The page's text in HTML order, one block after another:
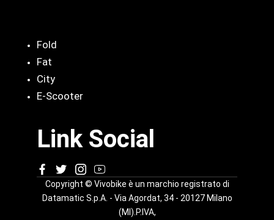
Fold
Fat
City
E-Scooter
Link Social
Copyright © Vivobike è un marchio registrato di
Datamatic S.p.A. - Via Agordat, 34 - 20127 Milano
(MI).P.IVA,